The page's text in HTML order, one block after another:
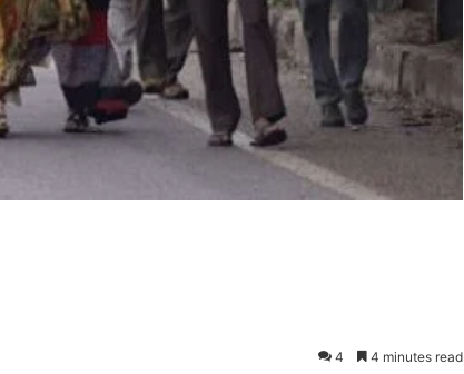
4 4 minutes read